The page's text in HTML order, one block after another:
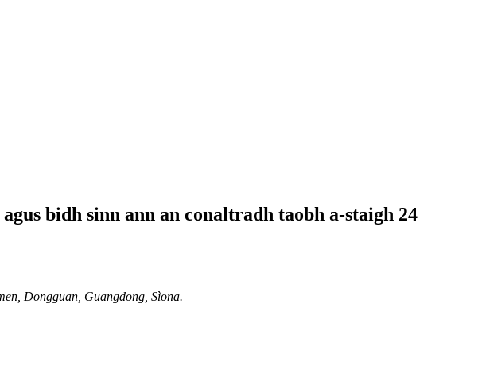
bidh sinn ann an conaltradh taobh a-staigh 24
Dongguan, Guangdong, Sìona.